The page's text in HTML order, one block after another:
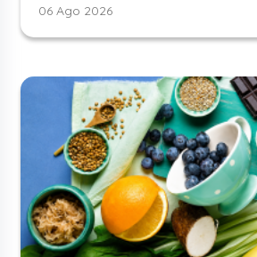
06 Ago 2026